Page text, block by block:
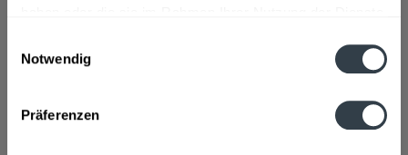
Notwendig
Präferenzen
Enthält SULFITE